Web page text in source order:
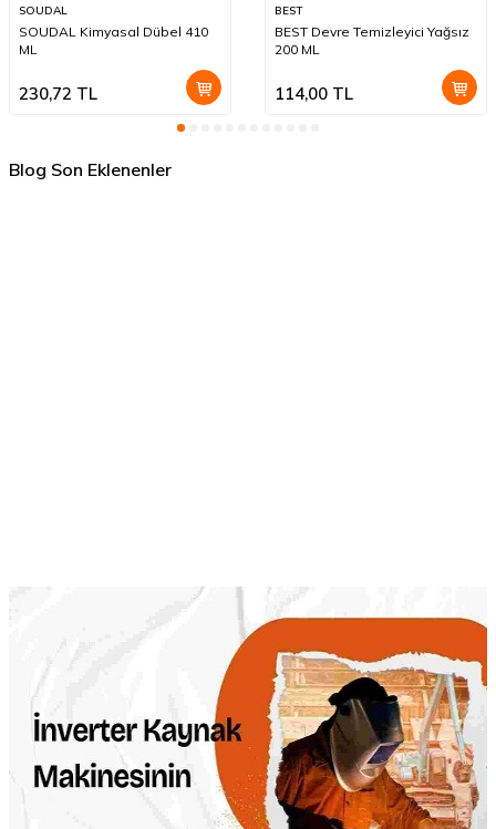
SOUDAL
SOUDAL Kimyasal Dübel 410
ML
230,72 TL
BEST
BEST Devre Temizleyici Yağsız
200 ML
114,00 TL
Blog Son Eklenenler